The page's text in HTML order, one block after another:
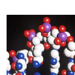
eclipse,
fenómeno
inspirador
para
el